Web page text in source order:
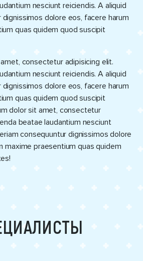
nesciunt reiciendis. A aliquid
dolore eos, facere harum
quas quidem quod suscipit
consectetur adipisicing elit.
nesciunt reiciendis. A aliquid
dolore eos, facere harum
quas quidem quod suscipit
dolor sit amet, consectetur
beatae laudantium nesciunt
consequuntur dignissimos dolore
maxime praesentium quas quidem